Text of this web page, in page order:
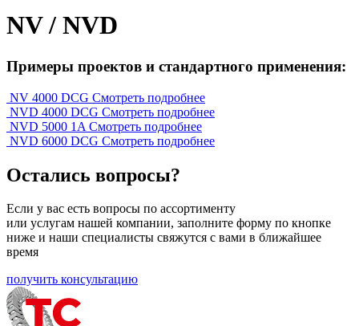
NV / NVD
Примеры проектов и стандартного применения:
NV 4000 DCG Смотреть подробнее
NVD 4000 DCG Смотреть подробнее
NVD 5000 1A Смотреть подробнее
NVD 6000 DCG Смотреть подробнее
Остались вопросы?
Если у вас есть вопросы по ассортименту
или услугам нашей компании, заполните форму по кнопке
ниже и наши специалисты свяжутся с вами в ближайшее
время
получить консультацию